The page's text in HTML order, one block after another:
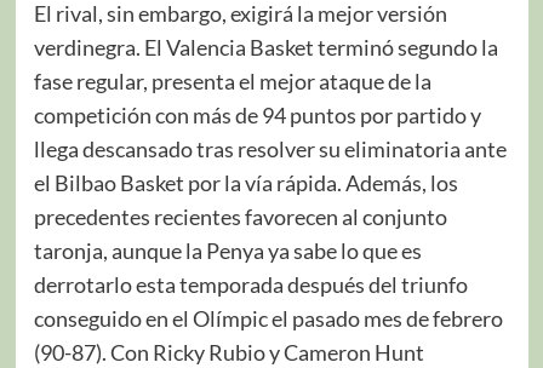
El rival, sin embargo, exigirá la mejor versión
verdinegra. El Valencia Basket terminó segundo la
fase regular, presenta el mejor ataque de la
competición con más de 94 puntos por partido y
llega descansado tras resolver su eliminatoria ante
el Bilbao Basket por la vía rápida. Además, los
precedentes recientes favorecen al conjunto
taronja, aunque la Penya ya sabe lo que es
derrotarlo esta temporada después del triunfo
conseguido en el Olímpic el pasado mes de febrero
(90-87). Con Ricky Rubio y Cameron Hunt